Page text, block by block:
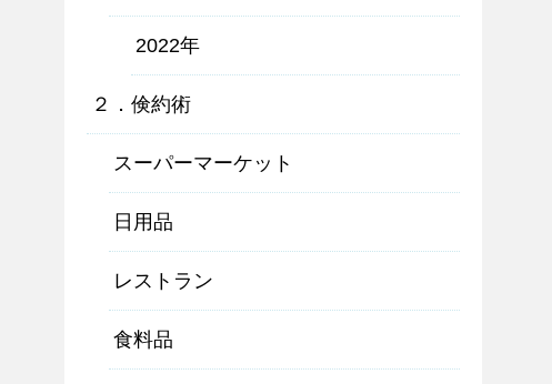
2022年
２．倹約術
スーパーマーケット
日用品
レストラン
食料品